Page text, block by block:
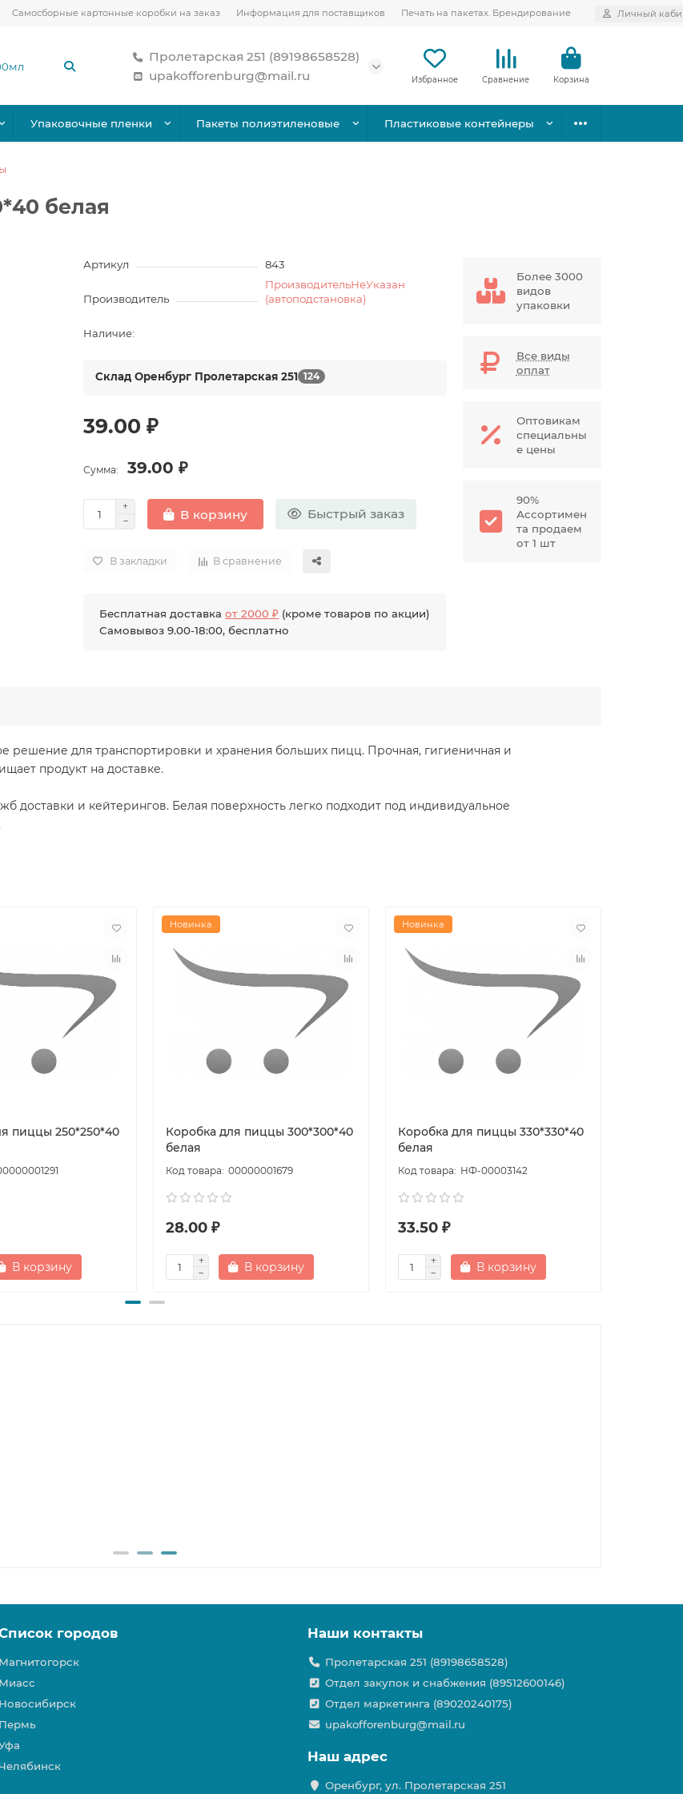
Самосборные картонные коробки на заказ Информация для поставщиков Печать на пакетах. Брендирование Личный
Пролетарская 251 (89198658528)
upakofforenburg@mail.ru
Избранное Сравнение Корзина
Упаковочные пленки Пакеты полиэтиленовые Пластиковые контейнеры
белая
Артикул 843
Производитель
ПроизводительНеУказан
(автоподстановка)
Наличие:
Склад Оренбург Пролетарская 251 124
39.00 ₽
Сумма: 39.00 ₽
В корзину Быстрый заказ
В закладки В сравнение
Бесплатная доставкаот 2000 ₽ (кроме товаров по акции)
Самовывоз 9.00-18:00, бесплатно
Более 3000
видов
упаковки
Все виды
оплат
Оптовикам
специальны
е цены
90%
Ассортимен
та продаем
от 1 шт
для транспортировки и хранения больших пицц. Прочная, гигиеничная и
продукт на доставке.
доставки и кейтерингов. Белая поверхность легко подходит под индивидуальное
пиццы 250*250*40
В корзину
Новинка
Коробка для пиццы 300*300*40
белая
00000001679
28.00 ₽
В корзину
Новинка
Коробка для пиццы 330*330*40
белая
НФ-00003142
33.50 ₽
В корзину
городов
Магнитогорск
Миасс
Новосибирск
Пермь
Наши контакты
Пролетарская 251 (89198658528)
Отдел закупок и снабжения (89512600146)
Отдел маркетинга (89020240175)
upakofforenburg@mail.ru
Наш адрес
Оренбург, ул. Пролетарская 251